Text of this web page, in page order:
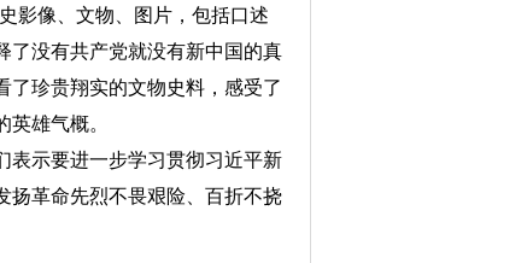
影像、文物、图片，包括口述
了没有共产党就没有新中国的真
了珍贵翔实的文物史料，感受了
雄气概。
表示要进一步学习贯彻习近平新
扬革命先烈不畏艰险、百折不挠